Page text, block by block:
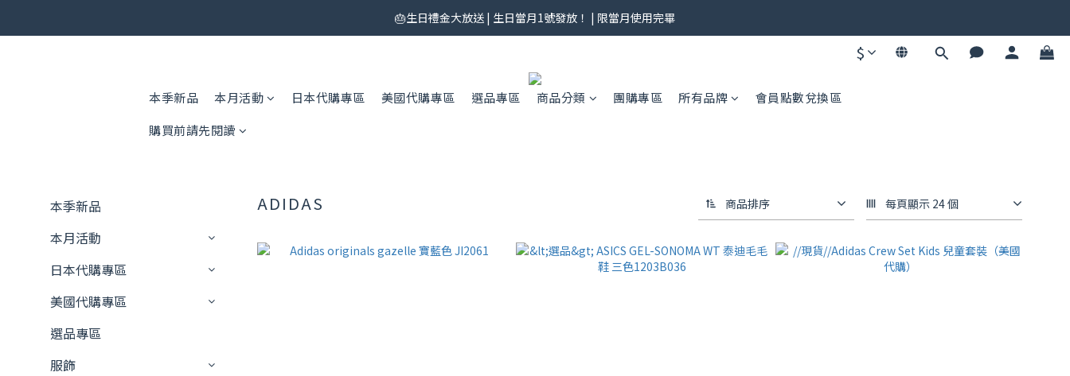
🎟️ 免運券來了！每月 25 號準時開搶｜$299／$999 各一張｜官網領券中心領，碼碼不同快去領！
🎂生日禮金大放送 | 生日當月1號發放！ | 限當月使用完畢
$
本季新品 本月活動 日本代購專區 美國代購專區 選品專區 商品分類 團購專區 所有品牌
會員點數兌換區
購買前請先閱讀
本季新品
本月活動
日本代購專區
美國代購專區
選品專區
服飾
ADIDAS 商品排序 每頁顯示 24 個